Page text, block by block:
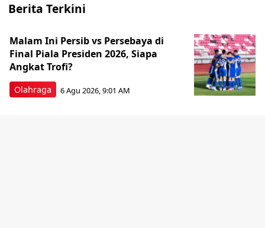
Berita Terkini
Olahraga
Malam Ini Persib vs Persebaya di
Final Piala Presiden 2026, Siapa
Angkat Trofi?
6 Agu 2026, 9:01 AM